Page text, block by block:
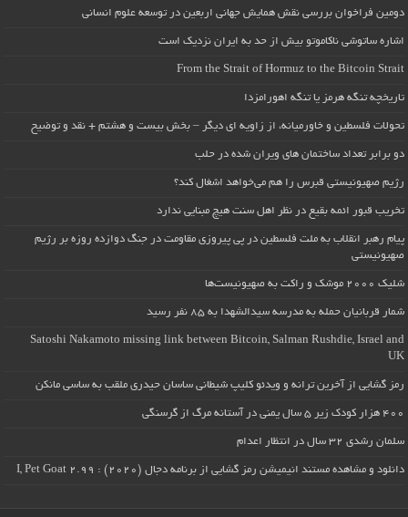
دومین فراخوان بررسی نقش همایش جهانی اربعین در توسعه علوم انسانی
اشاره ساتوشی ناکاموتو بیش از حد به ایران نزدیک است
From the Strait of Hormuz to the Bitcoin Strait
تاریخچه تنگه هرمز یا تنگه اهورامزدا
تحولات فلسطین و خاورمیانه، از زاویه ای دیگر – بخش بیست و هشتم + نقد و توضیح
دو برابر تعداد ساختمان های ویران شده در حلب
رژیم صهیونیستی قبرس را هم می‌خواهد اشغال کند؟
تخریب قبور ائمه بقیع در نظر اهل سنت هیچ مبنایی ندارد
پیام رهبر انقلاب به ملت فلسطین در پی پیروزی مقاومت در جنگ دوازده روزه بر رژیم
صهیونیستی
شلیک ۲۰۰۰ موشک و راکت به صهیونیست‌ها
شمار قربانیان حمله به مدرسه سیدالشهدا به ۸۵ نفر رسید
Satoshi Nakamoto missing link between Bitcoin, Salman Rushdie, Israel and
UK
رمز گشایی از آخرین ترانه و ویدئو کلیپ شیطانی ساسان حیدری ملقب به ساسی مانکن
۴۰۰ هزار کودک زیر ۵ سال یمنی در آستانه مرگ از گرسنگی
سلمان رشدی ۳۲ سال در انتظار اعدام
دانلود و مشاهده مستند انیمیشن رمز گشایی از برنامه دجال (۲۰۲۰) : I, Pet Goat 2.99